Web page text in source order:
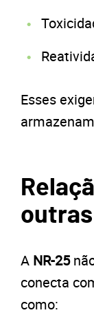
Esses
A NR-25
conecta
como: